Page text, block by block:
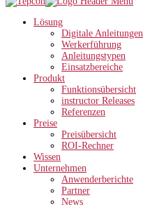
Lösung
Digitale Anleitungen
Werkerführung
Anleitungstypen
Einsatzbereiche
Produkt
Funktionsübersicht
instructor Releases
Referenzen
Preise
Preisübersicht
ROI-Rechner
Wissen
Unternehmen
Anwenderberichte
Partner
News